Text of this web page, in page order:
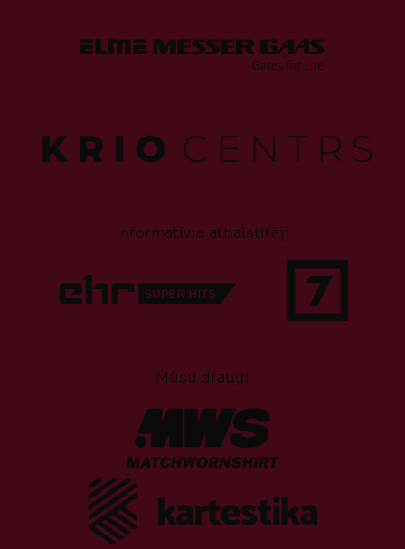
Informatīvie atbalstītāji
Mūsu draugi